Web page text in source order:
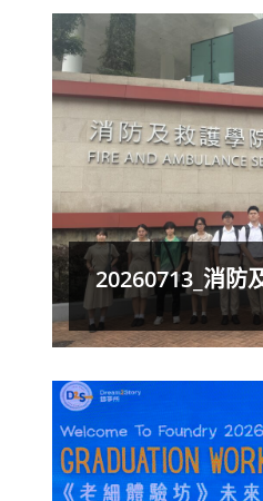
20260713_消防